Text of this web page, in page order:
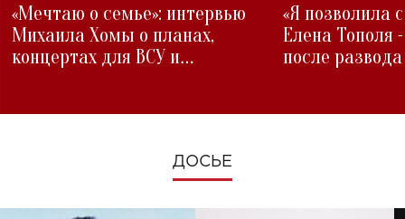
«Мечтаю о семье»: интервью
Михаила Хомы о планах,
концертах для ВСУ и
«Я позволила
Елена Тополя
после развода
ДОСЬЕ